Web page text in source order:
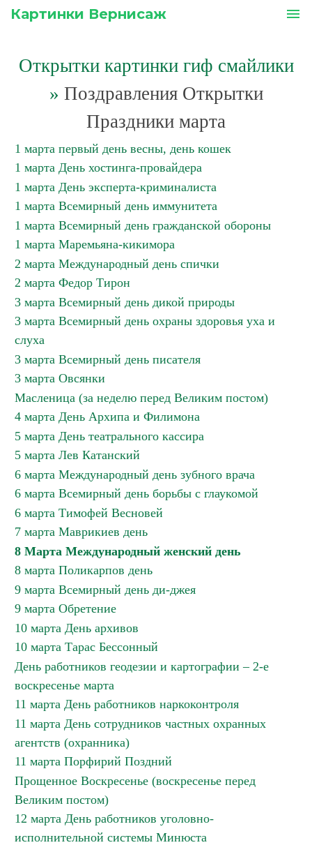
Картинки Вернисаж menu
Открытки картинки гиф смайлики
» Поздравления Открытки
Праздники марта
1 марта первый день весны, день кошек
1 марта День хостинга-провайдера
1 марта День эксперта-криминалиста
1 марта Всемирный день иммунитета
1 марта Всемирный день гражданской обороны
1 марта Маремьяна-кикимора
2 марта Международный день спички
2 марта Федор Тирон
3 марта Всемирный день дикой природы
3 марта Всемирный день охраны здоровья уха и
слуха
3 марта Всемирный день писателя
3 марта Овсянки
Масленица (за неделю перед Великим постом)
4 марта День Архипа и Филимона
5 марта День театрального кассира
5 марта Лев Катанский
6 марта Международный день зубного врача
6 марта Всемирный день борьбы с глаукомой
6 марта Тимофей Весновей
7 марта Маврикиев день
8 Марта Международный женский день
8 марта Поликарпов день
9 марта Всемирный день ди-джея
9 марта Обретение
10 марта День архивов
10 марта Тарас Бессонный
День работников геодезии и картографии – 2-е
воскресенье марта
11 марта День работников наркоконтроля
11 марта День сотрудников частных охранных
агентств (охранника)
11 марта Порфирий Поздний
Прощенное Воскресенье (воскресенье перед
Великим постом)
12 марта День работников уголовно-
исполнительной системы Минюста